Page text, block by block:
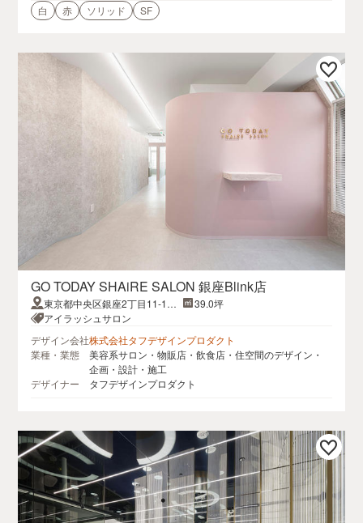
白
赤 ソリッド SF
GO TODAY SHAiRE SALON 銀座Blink店
東京都中央区銀座2丁目11-15
SF銀座ビル 7階
39.0坪
アイラッシュサロン
デザイン会社株式会社タフデザインプロダクト
業種・業態
美容系サロン・物販店・飲食店・住空間のデザイン・
企画・設計・施工
デザイナー
タフデザインプロダクト